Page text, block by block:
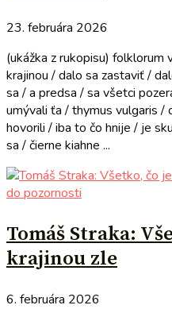
23. februára 2026
(ukážka z rukopisu) folklorum
krajinou / dalo sa zastaviť /
sa / a predsa / sa všetci
umývali ťa / thymus vulgaris /
hovorili / iba to čo hnije / je
sa / čierne kiahne ...
do pozornosti
Tomáš Straka:
krajinou zle
6. februára 2026